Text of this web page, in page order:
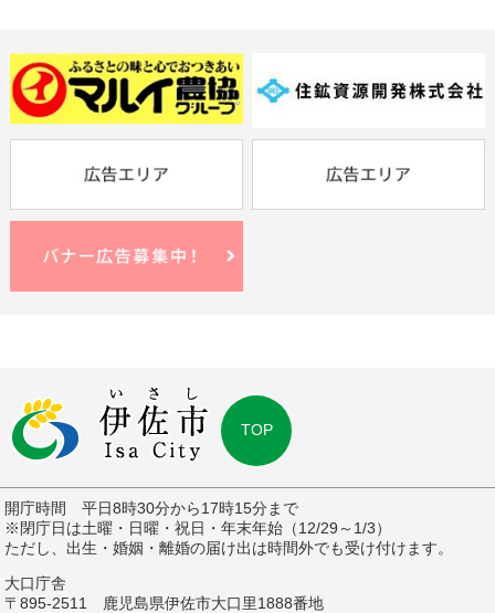
TOP
開庁時間 平日8時30分から17時15分まで
※閉庁日は土曜・日曜・祝日・年末年始（12/29～1/3）
ただし、出生・婚姻・離婚の届け出は時間外でも受け付けます。
大口庁舎
〒895-2511 鹿児島県伊佐市大口里1888番地